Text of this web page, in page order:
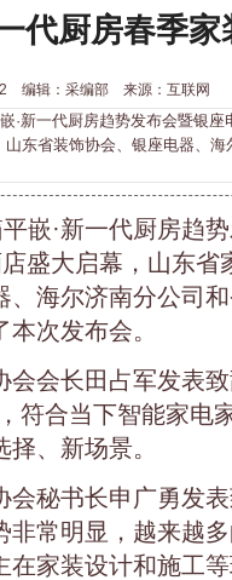
代厨房春季
编辑：采编部 来源：互联网
一代厨房趋势发布会暨银座
东省装饰协会、银座电器、
·新一代厨房趋势
盛大启幕，山东省
、海尔济南分公司
次发布会。
会长田占军发表致
符合当下智能家电
、新场景。
秘书长申广勇发表
非常明显，越来越
在家装设计和施工